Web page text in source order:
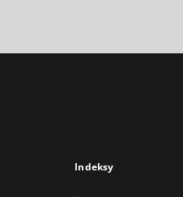
Indeksy